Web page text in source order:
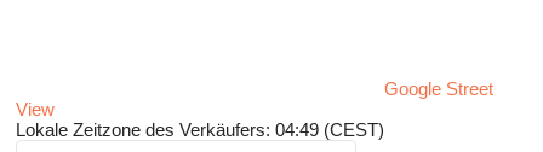
Google Street
View
Lokale Zeitzone des Verkäufers: 04:49 (CEST)